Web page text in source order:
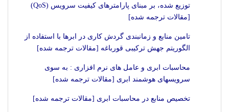
توزیع شده، بر مبنای پارامترهای کیفیت سرویس (QoS)
[مقالات ترجمه شده]
تامین منابع و زمانبندی گردش کاری در ابرها با استفاده از
الگوریتم جهش ترکیبی قورباغه [مقالات ترجمه شده]
محاسبات ابری و عامل های نرم افزاری : به سوی
سرویسهای هوشمند ابری [مقالات ترجمه شده]
تخصیص منابع در محاسبات ابری [مقالات ترجمه شده]